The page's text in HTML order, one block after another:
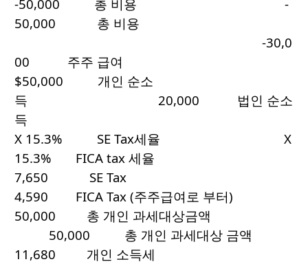
-50,000 총 비용 -
50,000 총 비용
-30,0
00 주주 급여
$50,000 개인 순소
득 20,000 법인 순소
득
X 15.3% SE Tax세율 X
15.3% FICA tax 세율
7,650 SE Tax
4,590 FICA Tax (주주급여로 부터)
50,000 총 개인 과세대상금액
50,000 총 개인 과세대상 금액
11,680 개인 소득세